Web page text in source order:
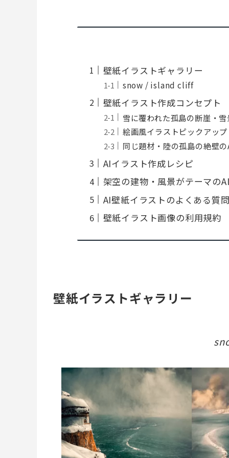
壁紙イラストギャラリー
snow / island cliff
壁紙イラスト作成コンセプト
雪に覆われた孤島の断崖・
絵画風イラストピックアップ
同じ題材・陸の孤島の絶壁
AIイラスト作成レシピ
架空の建物・風景がテーマの
AI壁紙イラストのよくある質
壁紙イラスト画像の利用規約
壁紙イラストギャラリー